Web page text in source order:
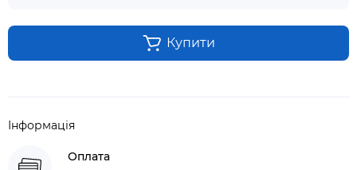
Купити
Інформація
Оплата